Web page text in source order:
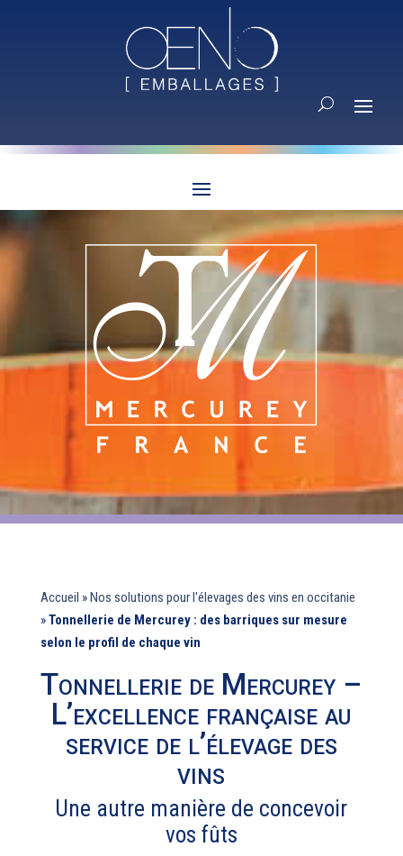
Accueil »Nos solutions pour l'élevages des vins en occitanie
»Tonnellerie de Mercurey : des barriques sur mesure
selon le profil de chaque vin
Tonnellerie de Mercurey –
L’excellence française au
service de l’élevage des
vins
Une autre manière de concevoir
vos fûts